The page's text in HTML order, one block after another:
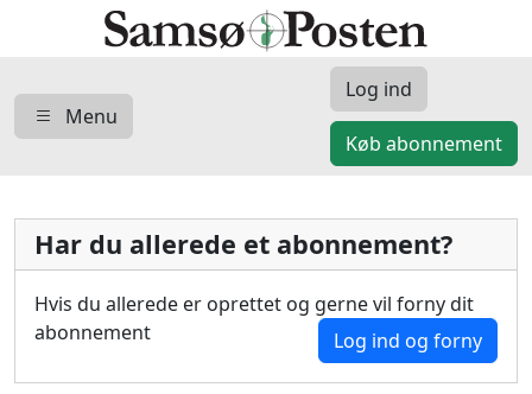
Menu
Log ind
Køb abonnement
Har du allerede et abonnement?
Hvis du allerede er oprettet og gerne vil forny dit
abonnement
Log ind og forny